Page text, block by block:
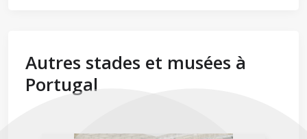
Autres stades et musées à
Portugal